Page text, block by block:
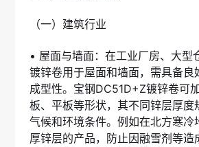
（一）建筑行业
• 屋面与墙面：在工业厂房、大型
镀锌卷用于屋面和墙面，需具备良
成型性。宝钢DC51D+Z镀锌卷可
板、平板等形状，其不同锌层厚度
气候和环境条件。例如在北方寒冷
厚锌层的产品，防止因融雪剂等造